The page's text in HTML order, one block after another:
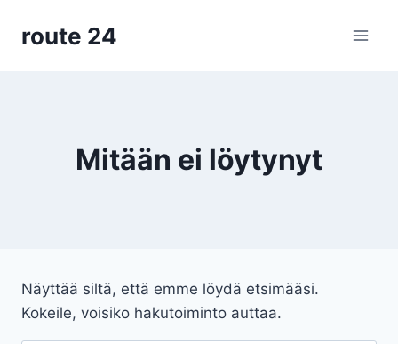
sisältöön
route 24
Mitään ei löytynyt
Näyttää siltä, että emme löydä etsimääsi.
Kokeile, voisiko hakutoiminto auttaa.